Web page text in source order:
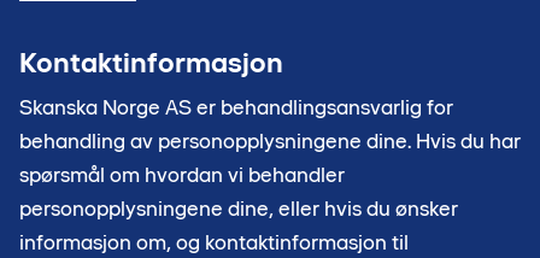
Kontaktinformasjon
Skanska Norge AS er behandlingsansvarlig for
behandling av personopplysningene dine. Hvis du har
spørsmål om hvordan vi behandler
personopplysningene dine, eller hvis du ønsker
informasjon om, og kontaktinformasjon til